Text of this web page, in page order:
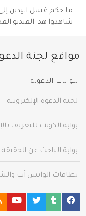
ما حكم غسل اليدين
شاهدوا هذا الفيديو
مواقع لجنة
البوابات الدعوية
لجنة الدعوة الإلكترونية
بوابة الكويت للتعريف
بوابة الباحث عن الحقيقة
بطاقات الواتس آب